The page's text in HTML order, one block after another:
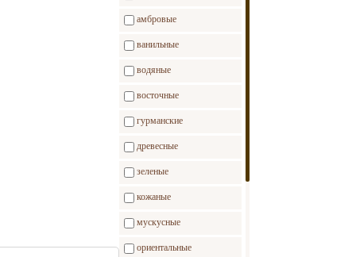
амбровые
ванильные
водяные
восточные
гурманские
древесные
зеленые
кожаные
мускусные
ориентальные